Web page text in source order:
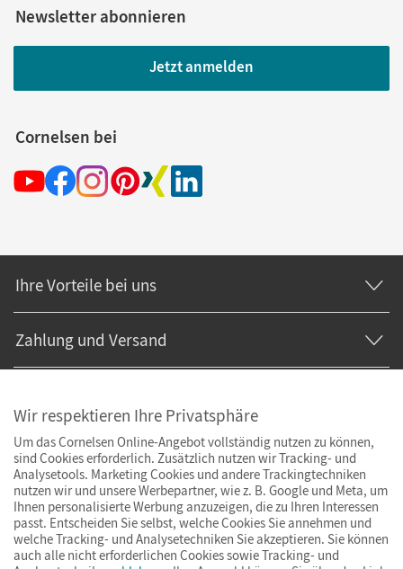
Newsletter abonnieren
Jetzt anmelden
Cornelsen bei
Ihre Vorteile bei uns
Zahlung und Versand
Wir respektieren Ihre Privatsphäre
Um das Cornelsen Online-Angebot vollständig nutzen zu können,
sind Cookies erforderlich. Zusätzlich nutzen wir Tracking- und
Analysetools. Marketing Cookies und andere Trackingtechniken
nutzen wir und unsere Werbepartner, wie z. B. Google und Meta, um
Ihnen personalisierte Werbung anzuzeigen, die zu Ihren Interessen
passt. Entscheiden Sie selbst, welche Cookies Sie annehmen und
welche Tracking- und Analysetechniken Sie akzeptieren. Sie können
auch alle nicht erforderlichen Cookies sowie Tracking- und